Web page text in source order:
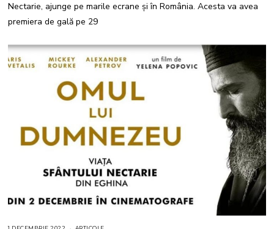
Nectarie, ajunge pe marile ecrane și în România. Acesta va avea
premiera de gală pe 29